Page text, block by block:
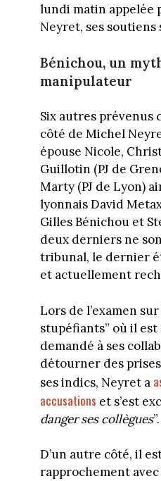
lundi matin appelée
Neyret, ses soutiens
Bénichou, un
manipulateur
Six autres prévenus
côté de Michel
épouse Nicole,
Guillotin (PJ de
Marty (PJ de Lyon)
lyonnais David
Gilles Bénichou et
deux derniers ne
tribunal, le dernier
et actuellement
Lors de l’examen
stupéfiants” où il est
demandé à ses
détourner des
ses indics, Neyret a
accusations et s’est
danger ses collègues”.
D’un autre côté, il
rapprochement avec